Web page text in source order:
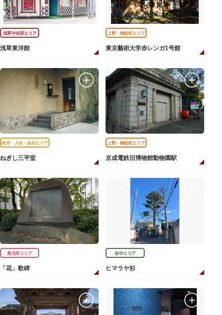
浅草中央部エリア
浅草東洋館
上野・御徒町エリア
東京藝術大学赤レンガ1号館
根岸・入谷・金杉エリア
ねぎし三平堂
上野・御徒町エリア
京成電鉄旧博物館動物園駅
奥浅草エリア
「花」歌碑
谷中エリア
ヒマラヤ杉